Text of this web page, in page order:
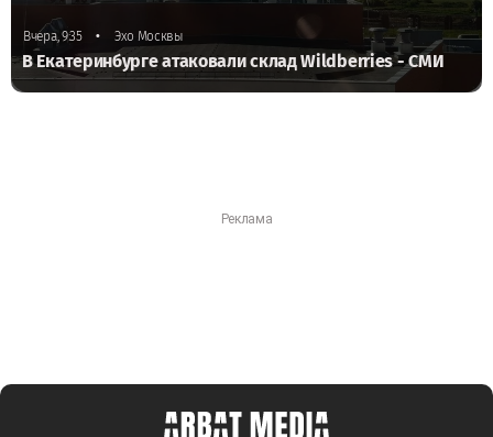
Вчера, 9:35 • Эхо Москвы
В Екатеринбурге атаковали склад Wildberries - СМИ